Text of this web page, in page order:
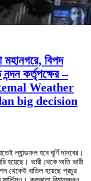
বিপদ
কর্তৃপক্ষের –
Weather
big decision
ল্যান্ডফল হবে ঘূর্ণি দানবের।
হয়েছে। ভারী থেকে অতি ভারী
থেকেই বাতিল হয়েছে প্রচুর